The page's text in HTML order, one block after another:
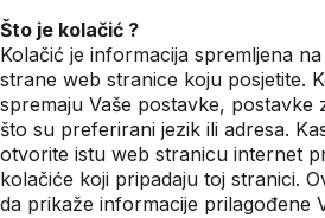
Što je kolačić ?
Kolačić je informacija spremljena
strane web stranice koju posjetite.
spremaju Vaše postavke, postavke
što su preferirani jezik ili adresa.
otvorite istu web stranicu internet
kolačiće koji pripadaju toj stranici.
da prikaže informacije prilagođene